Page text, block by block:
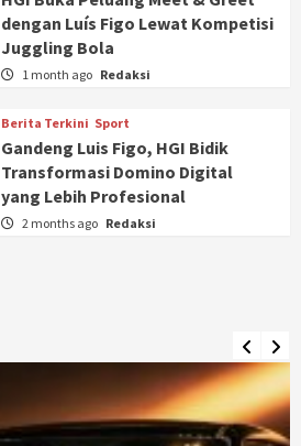
dengan Luís Figo Lewat Kompetisi
Juggling Bola
1 month ago Redaksi
Berita Terkini Sport
Gandeng Luis Figo, HGI Bidik
Transformasi Domino Digital
yang Lebih Profesional
2 months ago Redaksi